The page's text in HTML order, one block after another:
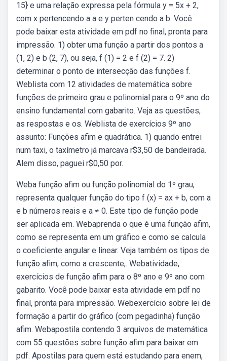
15} e uma relação expressa pela fórmula y = 5x + 2,
com x pertencendo a a e y perten cendo a b. Você
pode baixar esta atividade em pdf no final, pronta para
impressão. 1) obter uma função a partir dos pontos a
(1, 2) e b (2, 7), ou seja, f (1) = 2 e f (2) = 7. 2)
determinar o ponto de intersecção das funções f.
Weblista com 12 atividades de matemática sobre
funções de primeiro grau e polinomial para o 9º ano do
ensino fundamental com gabarito. Veja as questões,
as respostas e os. Weblista de exercícios 9º ano
assunto: Funções afim e quadrática. 1) quando entrei
num taxi, o taxímetro já marcava r$3,50 de bandeirada.
Alem disso, paguei r$0,50 por.
Weba função afim ou função polinomial do 1º grau,
representa qualquer função do tipo f (x) = ax + b, com a
e b números reais e a ≠ 0. Este tipo de função pode
ser aplicada em. Webaprenda o que é uma função afim,
como se representa em um gráfico e como se calcula
o coeficiente angular e linear. Veja também os tipos de
função afim, como a crescente,. Webatividade,
exercícios de função afim para o 8º ano e 9º ano com
gabarito. Você pode baixar esta atividade em pdf no
final, pronta para impressão. Webexercício sobre lei de
formação a partir do gráfico (com pegadinha) função
afim. Webapostila contendo 3 arquivos de matemática
com 55 questões sobre função afim para baixar em
pdf. Apostilas para quem está estudando para enem,